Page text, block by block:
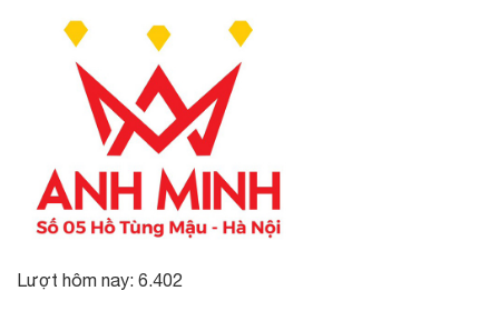
Lượt hôm nay: 6.402